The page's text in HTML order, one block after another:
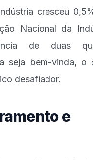
cresceu
Nacional da
de duas
seja bem-vinda, o
desafiador.
e